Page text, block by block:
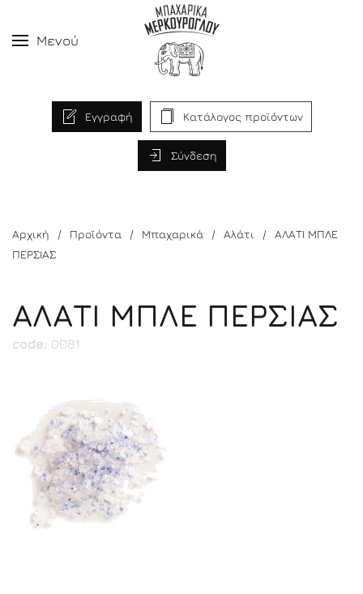
Μενού
Εγγραφή Κατάλογος προϊόντων
Σύνδεση
Αρχική Προϊόντα Μπαχαρικά Αλάτι
ΑΛΑΤΙ ΜΠΛΕ
ΠΕΡΣΙΑΣ
ΑΛΑΤΙ ΜΠΛΕ ΠΕΡΣΙΑΣ
code: 0081